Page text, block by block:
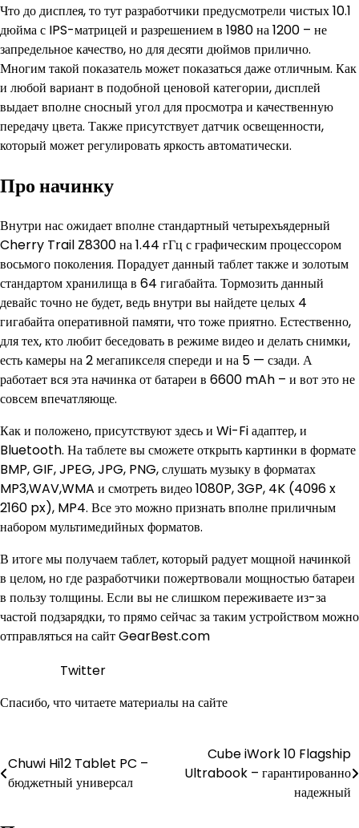
Что до дисплея, то тут разработчики предусмотрели чистых 10.1
дюйма с IPS-матрицей и разрешением в 1980 на 1200 – не
запредельное качество, но для десяти дюймов прилично.
Многим такой показатель может показаться даже отличным. Как
и любой вариант в подобной ценовой категории, дисплей
выдает вполне сносный угол для просмотра и качественную
передачу цвета. Также присутствует датчик освещенности,
который может регулировать яркость автоматически.
Про начинку
Внутри нас ожидает вполне стандартный четырехъядерный
Cherry Trail Z8300 на 1.44 гГц с графическим процессором
восьмого поколения. Порадует данный таблет также и золотым
стандартом хранилища в 64 гигабайта. Тормозить данный
девайс точно не будет, ведь внутри вы найдете целых 4
гигабайта оперативной памяти, что тоже приятно. Естественно,
для тех, кто любит беседовать в режиме видео и делать снимки,
есть камеры на 2 мегапикселя спереди и на 5 — сзади. А
работает вся эта начинка от батареи в 6600 mAh – и вот это не
совсем впечатляюще.
Как и положено, присутствуют здесь и Wi-Fi адаптер, и
Bluetooth. На таблете вы сможете открыть картинки в формате
BMP, GIF, JPEG, JPG, PNG, слушать музыку в форматах
MP3,WAV,WMA и смотреть видео 1080P, 3GP, 4K (4096 x
2160 px), MP4. Все это можно признать вполне приличным
набором мультимедийных форматов.
В итоге мы получаем таблет, который радует мощной начинкой
в целом, но где разработчики пожертвовали мощностью батареи
в пользу толщины. Если вы не слишком переживаете из-за
частой подзарядки, то прямо сейчас за таким устройством можно
отправляться на сайт GearBest.com
Twitter
Спасибо, что читаете материалы на сайте
Навигация
по
Chuwi Hi12 Tablet PC –
бюджетный универсал
Cube iWork 10 Flagship
Ultrabook – гарантированно
надежный